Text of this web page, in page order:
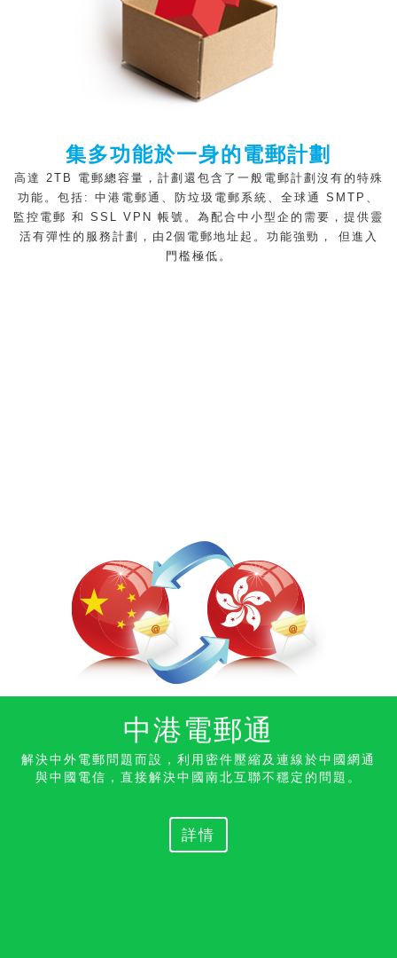
集多功能於一身的電郵計劃
高達 2TB 電郵總容量，計劃還包含了一般電郵計劃沒有的特殊
功能。包括: 中港電郵通、防垃圾電郵系統、全球通 SMTP、
監控電郵 和 SSL VPN 帳號。為配合中小型企的需要，提供靈
活有彈性的服務計劃，由2個電郵地址起。功能強勁， 但進入
門檻極低。
中港電郵通
解決中外電郵問題而設，利用密件壓縮及連線於中國網通
與中國電信，直接解決中國南北互聯不穩定的 問題。
詳情